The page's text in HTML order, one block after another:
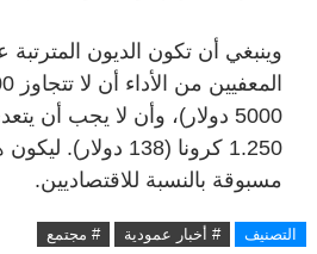
وينبغي أن تكون الديون المترتبة
5000 دولار)، وأن لا يجب أن
1.250 كرونا (138
مسبوقة بالنسبة للاقتصاديين.
التصنيف # أخبار عمودية # مجتمع